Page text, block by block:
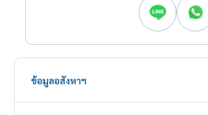
ข้อมูลอสังหาฯ